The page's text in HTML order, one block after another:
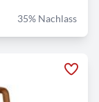
35% Nachlass